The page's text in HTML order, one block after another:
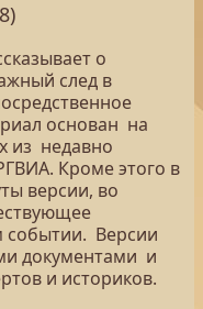
о
след в
основан на
из недавно
Кроме этого в
версии, во
событии. Версии
документами и
и историков.